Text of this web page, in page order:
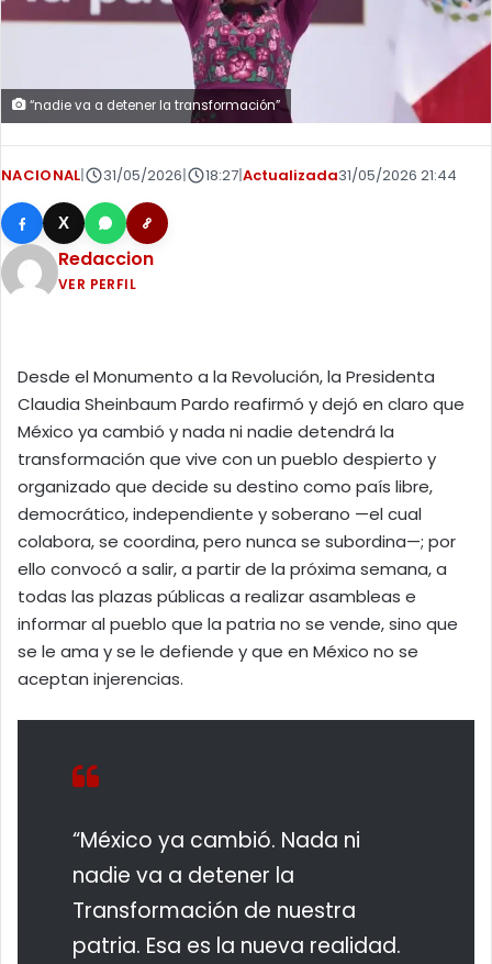
“nadie va a detener la transformación”
NACIONAL| 31/05/2026| 18:27|Actualizada31/05/2026 21:44
X
Redaccion
VER PERFIL
Desde el Monumento a la Revolución, la Presidenta
Claudia Sheinbaum Pardo reafirmó y dejó en claro que
México ya cambió y nada ni nadie detendrá la
transformación que vive con un pueblo despierto y
organizado que decide su destino como país libre,
democrático, independiente y soberano —el cual
colabora, se coordina, pero nunca se subordina—; por
ello convocó a salir, a partir de la próxima semana, a
todas las plazas públicas a realizar asambleas e
informar al pueblo que la patria no se vende, sino que
se le ama y se le defiende y que en México no se
aceptan injerencias.
“México ya cambió. Nada ni
nadie va a detener la
Transformación de nuestra
patria. Esa es la nueva realidad.